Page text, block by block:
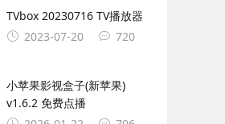
TVbox 20230716 TV播放器
2023-07-20
720
小苹果影视盒子(新苹果)
v1.6.2 免费点播